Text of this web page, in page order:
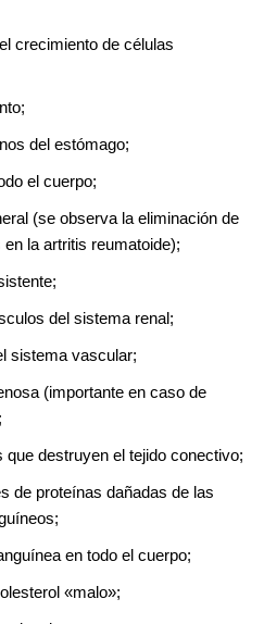
crecimiento de células
del estómago;
el cuerpo;
(se observa la eliminación de
la artritis reumatoide);
del sistema renal;
sistema vascular;
(importante en caso de
destruyen el tejido conectivo;
de proteínas dañadas de las
en todo el cuerpo;
«malo»;